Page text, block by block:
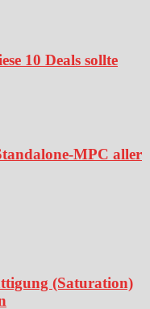
10 Deals sollte
MPC aller
(Saturation)